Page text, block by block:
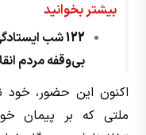
بیشتر بخوانید
122 شب
بی‌وقفه مردم
اکنون این حضور، خود
ملتی که بر پیمان